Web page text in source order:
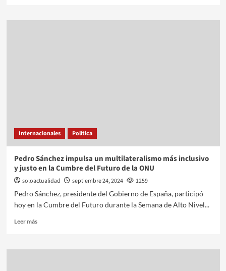
Internacionales Política
Pedro Sánchez impulsa un multilateralismo más inclusivo
y justo en la Cumbre del Futuro de la ONU
soloactualidad septiembre 24, 2024
1259
Pedro Sánchez, presidente del Gobierno de España, participó
hoy en la Cumbre del Futuro durante la Semana de Alto Nivel...
Leer más